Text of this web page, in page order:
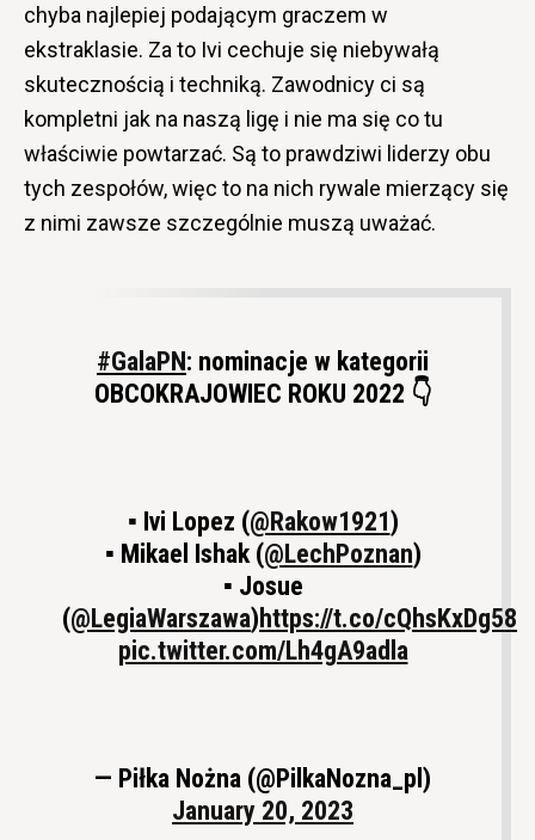
chyba najlepiej podającym graczem w
ekstraklasie. Za to Ivi cechuje się niebywałą
skutecznością i techniką. Zawodnicy ci są
kompletni jak na naszą ligę i nie ma się co tu
właściwie powtarzać. Są to prawdziwi liderzy obu
tych zespołów, więc to na nich rywale mierzący się
z nimi zawsze szczególnie muszą uważać.
#GalaPN: nominacje w kategorii
OBCOKRAJOWIEC ROKU 2022 👇
▪️ Ivi Lopez (@Rakow1921)
▪️ Mikael Ishak (@LechPoznan)
▪️ Josue
(@LegiaWarszawa) https://t.co/cQhsKxDg58
pic.twitter.com/Lh4gA9adla
— Piłka Nożna (@PilkaNozna_pl)
January 20, 2023